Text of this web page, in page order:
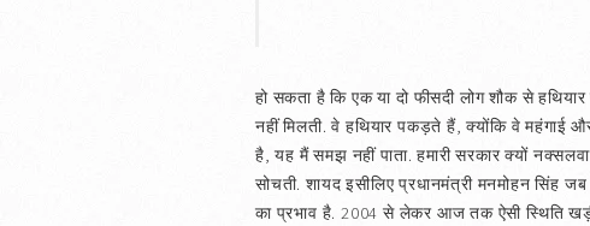
हो सकता है कि एक या दो फीसदी लोग शौक से
नहीं मिलती. वे हथियार पकड़ते हैं, क्योंकि वे महंगाई
है, यह मैं समझ नहीं पाता. हमारी सरकार क्यों
सोचती. शायद इसीलिए प्रधानमंत्री मनमोहन सिंह
का प्रभाव है. 2004 से लेकर आज तक ऐसी स्थिति